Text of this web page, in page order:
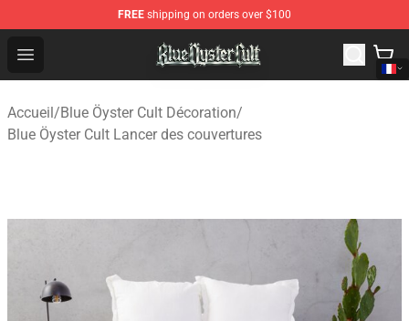
FREE shipping on orders over $100
Open menu
Blue Öyster Cult Store - Official Blue Öyster Cult
Accueil/Blue Öyster Cult Décoration/
Blue Öyster Cult Lancer des couvertures